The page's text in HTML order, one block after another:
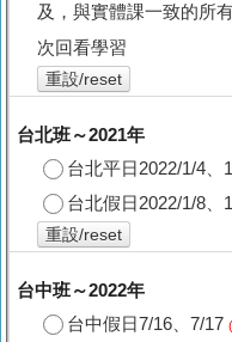
及，與實體課一致的所
次回看學習
重設/reset
台北班～2021年
台北平日2022/1/4、
台北假日2022/1/8、
重設/reset
台中班～2022年
台中假日7/16、7/17